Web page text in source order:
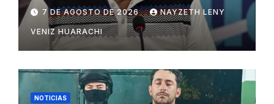
7 DE AGOSTO DE 2026 NAYZETH LENY
VENIZ HUARACHI
NOTICIAS